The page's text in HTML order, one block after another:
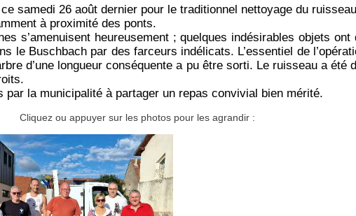
samedi 26 août dernier pour le traditionnel nettoyage du
à proximité des ponts.
s’amenuisent heureusement ; quelques indésirables objets
le Buschbach par des farceurs indélicats. L’essentiel de
d’une longueur conséquente a pu être sorti. Le ruisseau a été
la municipalité à partager un repas convivial bien mérité.
Cliquez ou appuyer sur les photos pour les agrandir :